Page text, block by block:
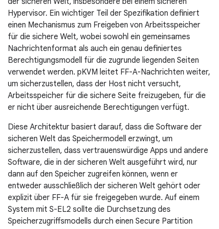
Hypervisor. Ein wichtiger Teil der Spezifikation definiert
einen Mechanismus zum Freigeben von Arbeitsspeicher
für die sichere Welt, wobei sowohl ein gemeinsames
Nachrichtenformat als auch ein genau definiertes
Berechtigungsmodell für die zugrunde liegenden Seiten
verwendet werden. pKVM leitet FF-A-Nachrichten weiter,
um sicherzustellen, dass der Host nicht versucht,
Arbeitsspeicher für die sichere Seite freizugeben, für die
er nicht über ausreichende Berechtigungen verfügt.
Diese Architektur basiert darauf, dass die Software der
sicheren Welt das Speichermodell erzwingt, um
sicherzustellen, dass vertrauenswürdige Apps und andere
Software, die in der sicheren Welt ausgeführt wird, nur
dann auf den Speicher zugreifen können, wenn er
entweder ausschließlich der sicheren Welt gehört oder
explizit über FF-A für sie freigegeben wurde. Auf einem
System mit S-EL2 sollte die Durchsetzung des
Speicherzugriffsmodells durch einen Secure Partition